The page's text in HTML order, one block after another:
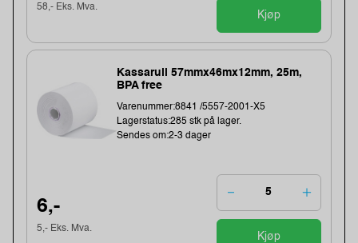
58,- Eks. Mva.
Kjøp
Kassarull 57mmx46mx12mm, 25m,
BPA free
Varenummer:8841 /5557-2001-X5
Lagerstatus:285 stk på lager.
Sendes om:2-3 dager
6,-
5,- Eks. Mva.
Kjøp